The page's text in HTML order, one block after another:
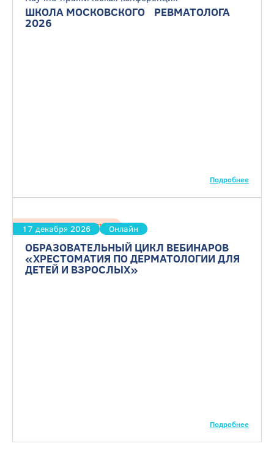
ШКОЛА МОСКОВСКОГО РЕВМАТОЛОГА
2026
Подробнее
17 декабря 2026 Онлайн
Дерматовенерология
ОБРАЗОВАТЕЛЬНЫЙ ЦИКЛ ВЕБИНАРОВ
«ХРЕСТОМАТИЯ ПО ДЕРМАТОЛОГИИ ДЛЯ
ДЕТЕЙ И ВЗРОСЛЫХ»
Подробнее